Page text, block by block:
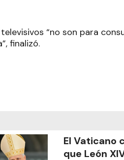
“no son para
finalizó.
El Vaticano
que León